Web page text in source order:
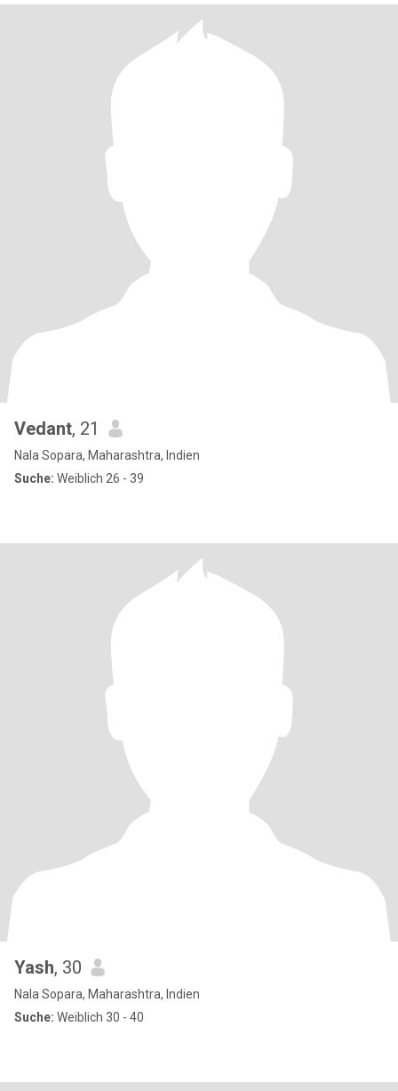
Vedant, 21
Nala Sopara, Maharashtra, Indien
Suche: Weiblich 26 - 39
Yash, 30
Nala Sopara, Maharashtra, Indien
Suche: Weiblich 30 - 40